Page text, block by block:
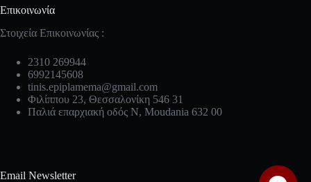
Επικοινωνία
Στοιχεία Επικοινωνίας :
2310 269944
6992145608
tinis.epiplamema@gmail.com
Φιλίππου 23, Θεσσαλονίκη 546 31
Παλιά επαρχιακή οδός Ν, Moudania 632 00
Email Newsletter